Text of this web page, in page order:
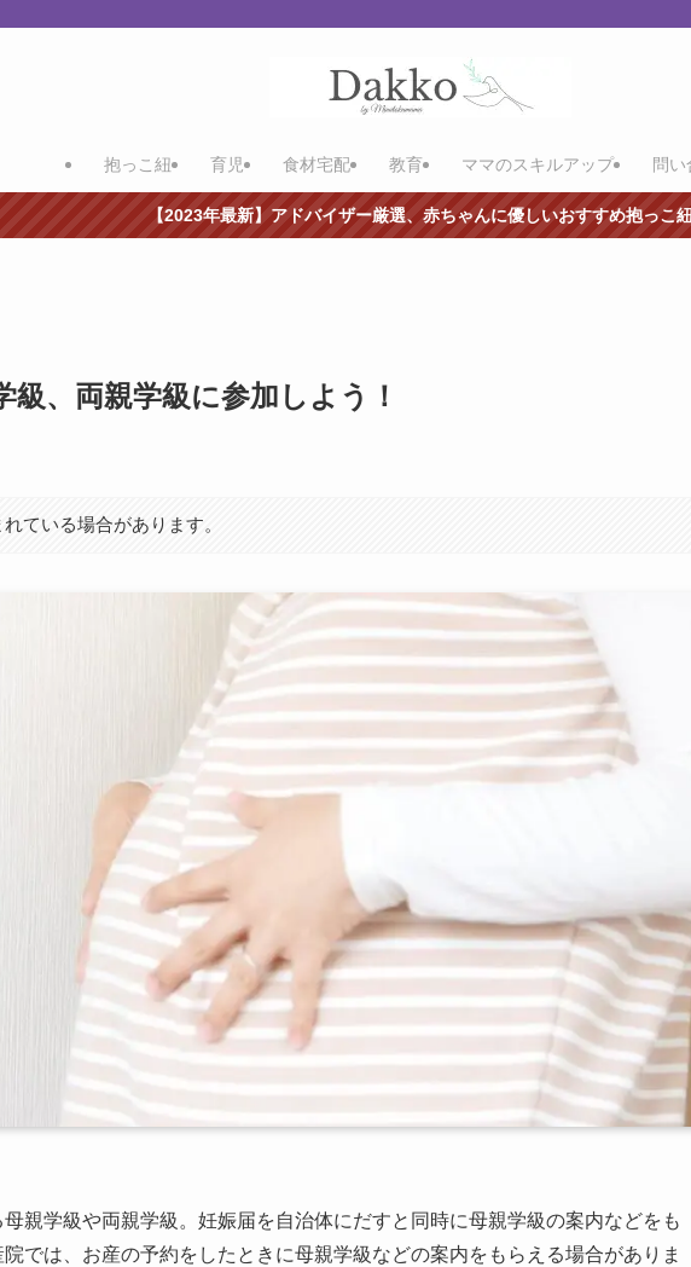
抱っこ紐 育児 食材宅配 教育 ママのスキルアップ 問い
【2023年最新】アドバイザー厳選、赤ちゃんに優しいおすすめ抱っこ
級、両親学級に参加しよう！
ている場合があります。
親学級や両親学級。妊娠届を自治体にだすと同時に母親学級の案内などをも
では、お産の予約をしたときに母親学級などの案内をもらえる場合がありま